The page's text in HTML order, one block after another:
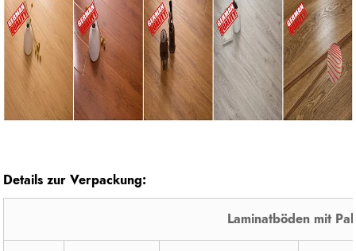
Details zur Verpackung:
Laminatböden mit